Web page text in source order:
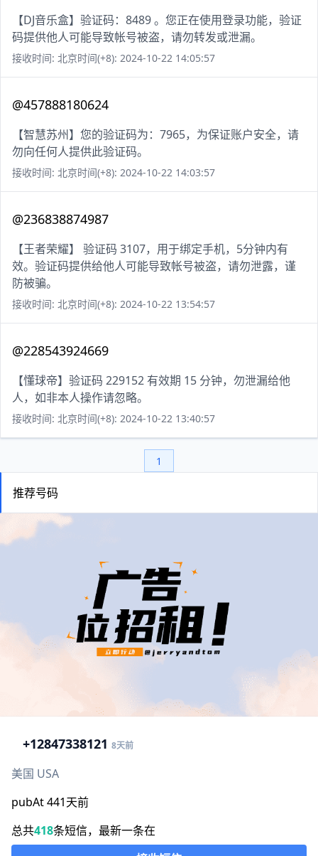
【DJ音乐盒】验证码：8489 。您正在使用登录功能，验证
码提供他人可能导致帐号被盗，请勿转发或泄漏。
接收时间: 北京时间(+8): 2024-10-22 14:05:57
@457888180624
【智慧苏州】您的验证码为：7965，为保证账户安全，请
勿向任何人提供此验证码。
接收时间: 北京时间(+8): 2024-10-22 14:03:57
@236838874987
【王者荣耀】 验证码 3107，用于绑定手机，5分钟内有
效。验证码提供给他人可能导致帐号被盗，请勿泄露，谨
防被骗。
接收时间: 北京时间(+8): 2024-10-22 13:54:57
@228543924669
【懂球帝】验证码 229152 有效期 15 分钟，勿泄漏给他
人，如非本人操作请忽略。
接收时间: 北京时间(+8): 2024-10-22 13:40:57
1
推荐号码
+12847338121 8天前
美国 USA
pubAt 441天前
总共418条短信，最新一条在